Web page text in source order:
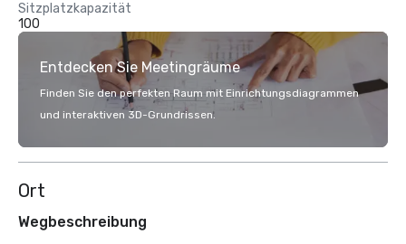
Sitzplatzkapazität
100
Entdecken Sie Meetingräume
Finden Sie den perfekten Raum mit Einrichtungsdiagrammen
und interaktiven 3D-Grundrissen.
Ort
Wegbeschreibung